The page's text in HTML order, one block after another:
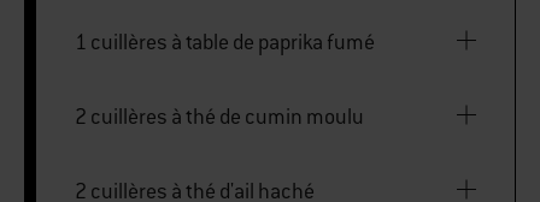
1 cuillères à table de paprika fumé
2 cuillères à thé de cumin moulu
2 cuillères à thé d'ail haché